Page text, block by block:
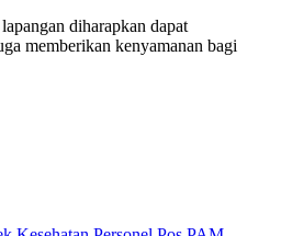
diharapkan dapat
memberikan kenyamanan bagi